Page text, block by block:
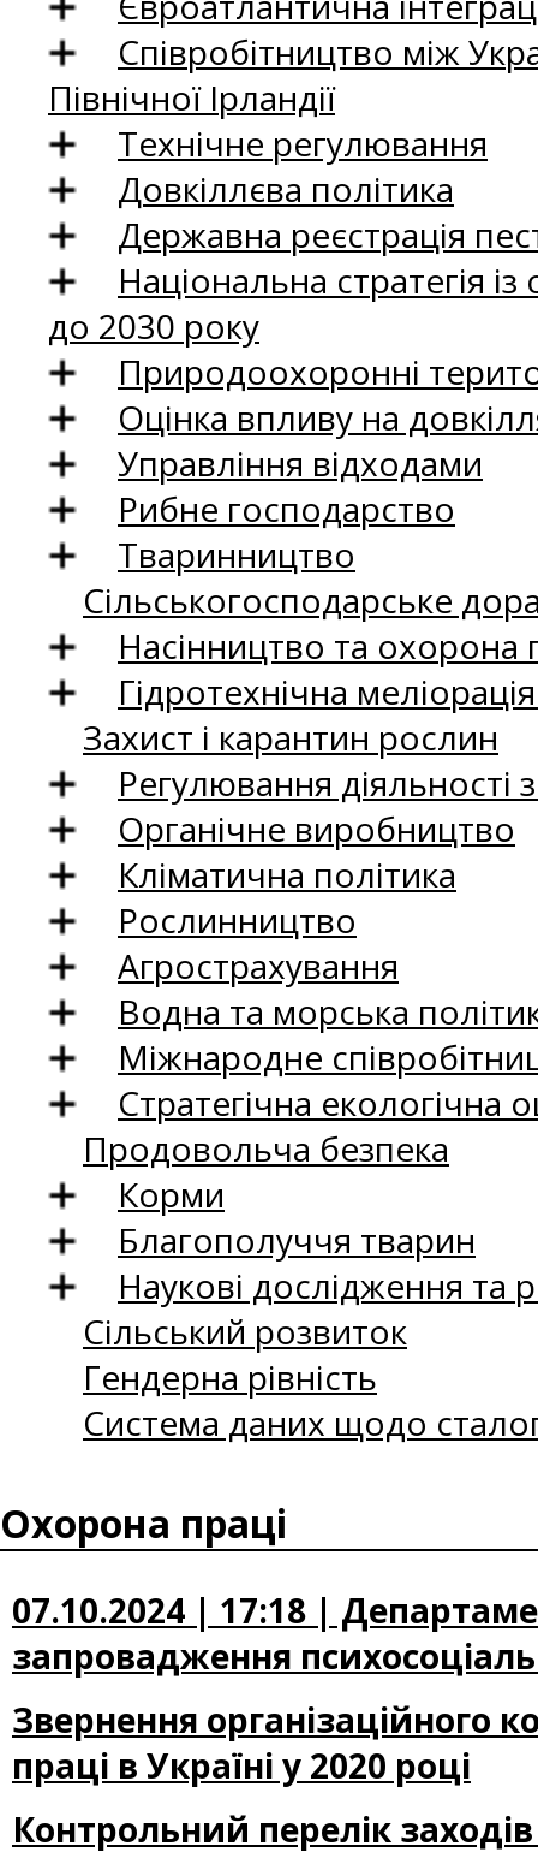
Співробітництво між
Північної Ірландії
Технічне регулювання
Довкіллєва політика
Державна реєстрація
Національна стратегія
до 2030 року
Природоохоронні
Оцінка впливу на
Управління відходами
Рибне господарство
Тваринництво
Сільськогосподарське
Насінництво та
Гідротехнічна
Захист і карантин рослин
Регулювання
Органічне виробництво
Кліматична політика
Рослинництво
Агрострахування
Водна та морська
Міжнародне
Стратегічна екологічна
Продовольча безпека
Корми
Благополуччя тварин
Наукові дослідження та
Сільський розвиток
Гендерна рівність
Система даних щодо
Охорона праці
07.10.2024 | 17:18 |
запровадження
Звернення організаційного
праці в Україні у 2020 році
Контрольний перелік